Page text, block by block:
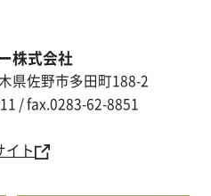
株式会社
県佐野市多田町188-2
/ fax.0283-62-8851
イト